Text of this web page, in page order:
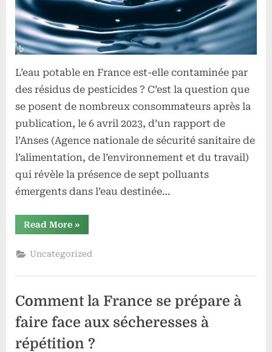
L’eau potable en France est-elle contaminée par
des résidus de pesticides ? C’est la question que
se posent de nombreux consommateurs après la
publication, le 6 avril 2023, d’un rapport de
l’Anses (Agence nationale de sécurité sanitaire de
l’alimentation, de l’environnement et du travail)
qui révèle la présence de sept polluants
émergents dans l’eau destinée…
Read More“Le
chlorothalonil
un
polluant
dans
en
France”
»
Uncategorized
Comment la France se prépare à
faire face aux sécheresses à
répétition ?